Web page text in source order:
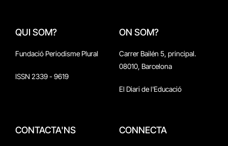
QUI SOM?
Fundació Periodisme Plural
ISSN 2339 - 9619
ON SOM?
Carrer Bailén 5, principal.
08010, Barcelona
El Diari de l'Educació
CONTACTA'NS CONNECTA